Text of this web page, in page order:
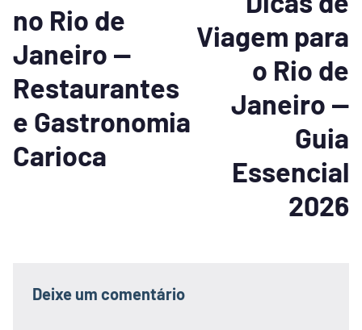
no Rio de
Janeiro —
Restaurantes
e Gastronomia
Carioca
Viagem para
o Rio de
Janeiro —
Guia
Essencial
2026
Deixe um comentário